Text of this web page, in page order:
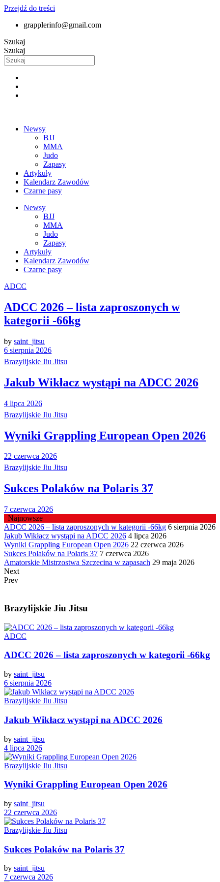
Przejdź do treści
grapplerinfo@gmail.com
Szukaj
Szukaj
Newsy
BJJ
MMA
Judo
Zapasy
Artykuły
Kalendarz Zawodów
Czarne pasy
Newsy
BJJ
MMA
Judo
Zapasy
Artykuły
Kalendarz Zawodów
Czarne pasy
ADCC
ADCC 2026 – lista zaproszonych w
kategorii -66kg
by saint_jitsu
6 sierpnia 2026
Brazylijskie Jiu Jitsu
Jakub Wikłacz wystąpi na ADCC 2026
4 lipca 2026
Brazylijskie Jiu Jitsu
Wyniki Grappling European Open 2026
22 czerwca 2026
Brazylijskie Jiu Jitsu
Sukces Polaków na Polaris 37
7 czerwca 2026
Najnowsze
ADCC 2026 – lista zaproszonych w kategorii -66kg 6 sierpnia 2026
Jakub Wikłacz wystąpi na ADCC 2026 4 lipca 2026
Wyniki Grappling European Open 2026 22 czerwca 2026
Sukces Polaków na Polaris 37 7 czerwca 2026
Amatorskie Mistrzostwa Szczecina w zapasach 29 maja 2026
Next
Prev
Brazylijskie Jiu Jitsu
ADCC
ADCC 2026 – lista zaproszonych w kategorii -66kg
by saint_jitsu
6 sierpnia 2026
Brazylijskie Jiu Jitsu
Jakub Wikłacz wystąpi na ADCC 2026
by saint_jitsu
4 lipca 2026
Brazylijskie Jiu Jitsu
Wyniki Grappling European Open 2026
by saint_jitsu
22 czerwca 2026
Brazylijskie Jiu Jitsu
Sukces Polaków na Polaris 37
by saint_jitsu
7 czerwca 2026